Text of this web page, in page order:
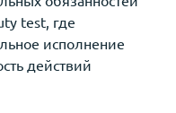
test, где
исполнение
действий